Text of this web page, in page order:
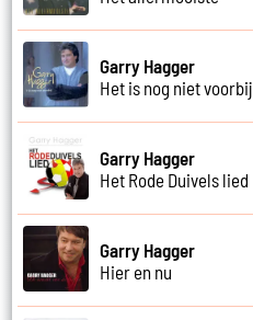
Garry Hagger
Het is nog niet voorbij
Garry Hagger
Het Rode Duivels lied
Garry Hagger
Hier en nu